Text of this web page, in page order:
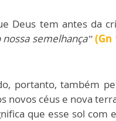
Deus tem antes da
semelhança” (Gn
portanto, também
novos céus e nova
que esse sol